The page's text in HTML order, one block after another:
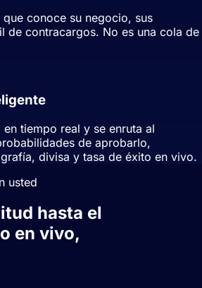
conoce su negocio, sus
de contracargos. No es una cola de
tiempo real y se enruta al
de aprobarlo,
divisa y tasa de éxito en vivo.
usted
hasta el
en vivo,